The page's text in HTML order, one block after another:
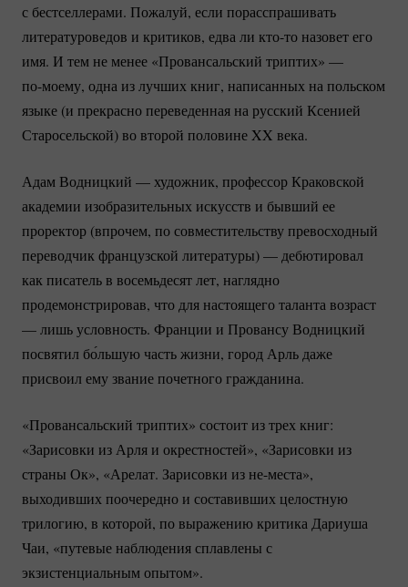
с бестселлерами. Пожалуй, если порасспрашивать
литературоведов и критиков, едва ли кто-тоназовет его
имя. И тем не менее «Провансальский триптих» —
по-моему, одна из лучших книг, написанных на польском
языке (и прекрасно переведенная на русский Ксенией
Старосельской) во второй половине XX века.
Адам Водницкий — художник, профессор Краковской
академии изобразительных искусств и бывший ее
проректор (впрочем, по совместительству превосходный
переводчик французской литературы) — дебютировал
как писатель в восемьдесят лет, наглядно
продемонстрировав, что для настоящего таланта возраст
— лишь условность. Франции и Провансу Водницкий
посвятил бо́льшую часть жизни, город Арль даже
присвоил ему звание почетного гражданина.
«Провансальский триптих» состоит из трех книг:
«Зарисовки из Арля и окрестностей», «Зарисовки из
страны Ок», «Арелат. Зарисовки изне-места»,
выходивших поочередно и составивших целостную
трилогию, в которой, по выражению критика Дариуша
Чаи, «путевые наблюдения сплавлены с
экзистенциальным опытом».